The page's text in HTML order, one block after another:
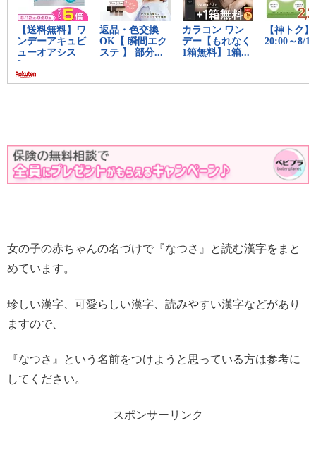
女の子の赤ちゃんの名づけで『なつさ』と読む漢字をまと
めています。
珍しい漢字、可愛らしい漢字、読みやすい漢字などがあり
ますので、
『なつさ』という名前をつけようと思っている方は参考に
してください。
スポンサーリンク